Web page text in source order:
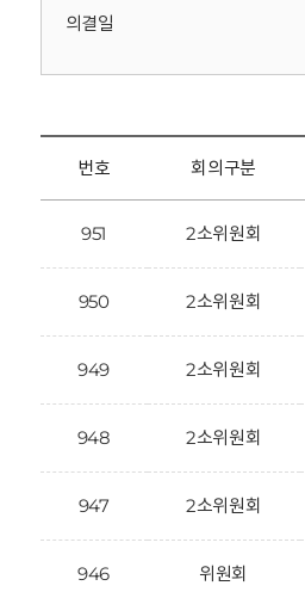
의결일
번호 회의구분
951 2소위원회
950 2소위원회
949 2소위원회
948 2소위원회
947 2소위원회
946 위원회